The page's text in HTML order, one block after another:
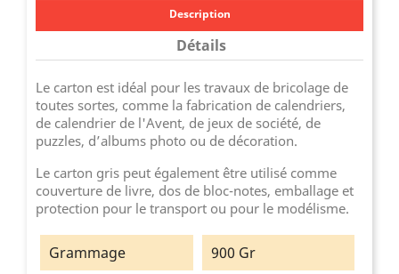
Description
Détails
Le carton est idéal pour les travaux de bricolage de
toutes sortes, comme la fabrication de calendriers,
de calendrier de l'Avent, de jeux de société, de
puzzles, d’albums photo ou de décoration.
Le carton gris peut également être utilisé comme
couverture de livre, dos de bloc-notes, emballage et
protection pour le transport ou pour le modélisme.
Grammage 900 Gr